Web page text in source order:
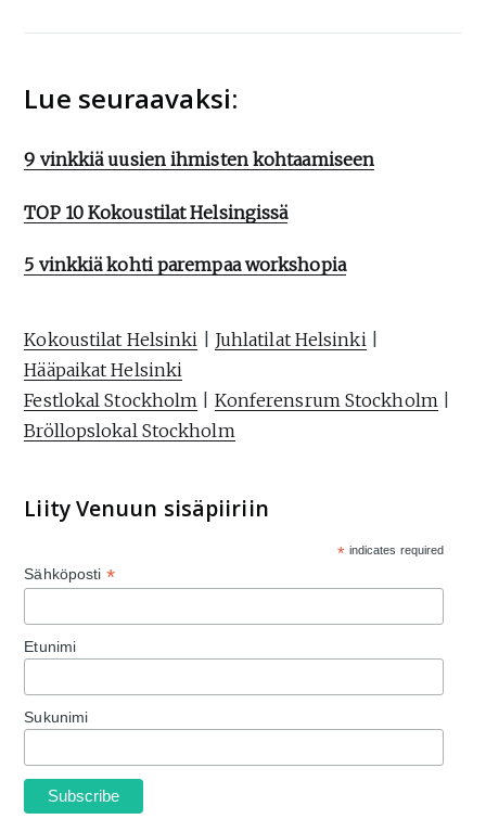
Lue seuraavaksi:
9 vinkkiä uusien ihmisten kohtaamiseen
TOP 10 Kokoustilat Helsingissä
5 vinkkiä kohti parempaa workshopia
Kokoustilat Helsinki Juhlatilat Helsinki|
Hääpaikat Helsinki
Festlokal Stockholm
Konferensrum Stockholm|
Bröllopslokal Stockholm
Liity Venuun sisäpiiriin
* indicates required
Sähköposti *
Etunimi
Sukunimi